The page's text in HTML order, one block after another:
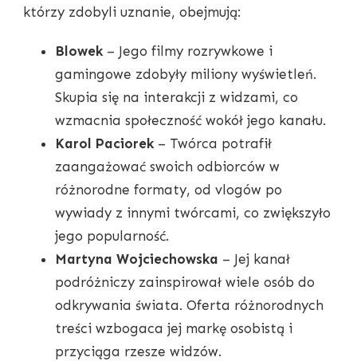
którzy zdobyli uznanie, obejmują:
Blowek – Jego filmy rozrywkowe i
gamingowe zdobyły miliony wyświetleń.
Skupia się na interakcji z widzami, co
wzmacnia społeczność wokół jego kanału.
Karol Paciorek – Twórca potrafił
zaangażować swoich odbiorców w
różnorodne formaty, od vlogów po
wywiady z innymi twórcami, co zwiększyło
jego popularność.
Martyna Wojciechowska – Jej kanał
podróżniczy zainspirował wiele osób do
odkrywania świata. Oferta różnorodnych
treści wzbogaca jej markę osobistą i
przyciąga rzesze widzów.